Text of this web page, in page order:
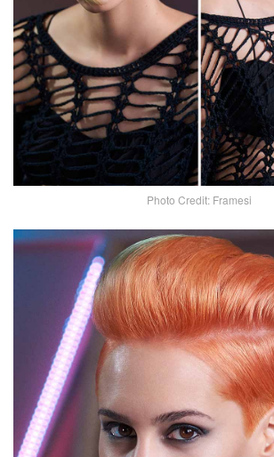
Photo Credit: Framesi